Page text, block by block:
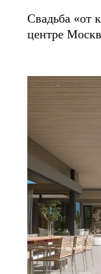
Свадьба «от
центре